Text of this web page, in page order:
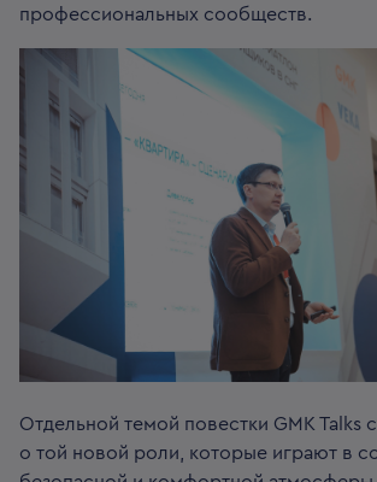
профессиональных сообществ.
Отдельной темой повестки GMK Talks
о той новой роли, которые играют в